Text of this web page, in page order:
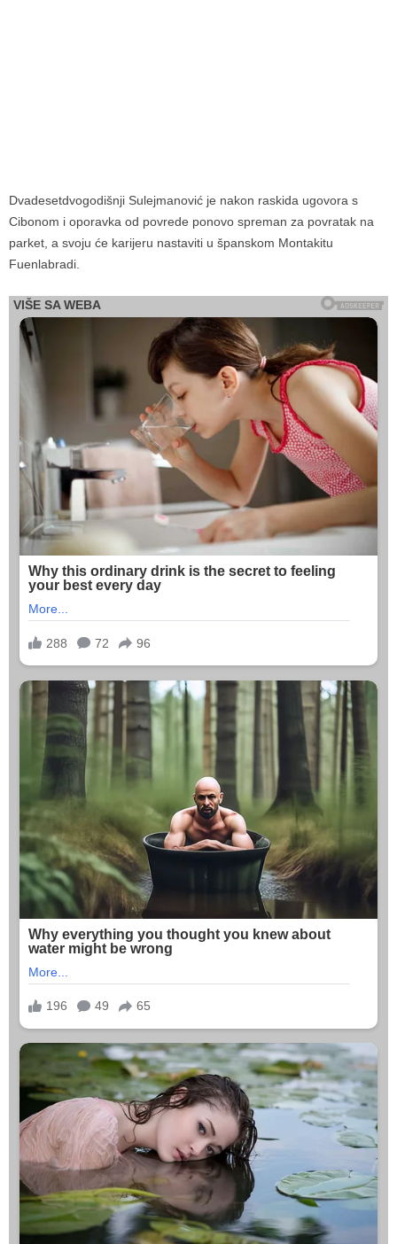
Dvadesetdvogodišnji Sulejmanović je nakon raskida ugovora s
Cibonom i oporavka od povrede ponovo spreman za povratak na
parket, a svoju će karijeru nastaviti u španskom Montakitu
Fuenlabradi.